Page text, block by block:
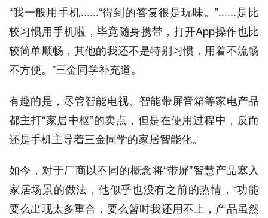
“我一般用手机......“得到的答复很是玩味。”......是比
较习惯用手机啦，毕竟随身携带，打开App操作也比
较简单顺畅，其他的我还不是特别习惯，用着不流畅
不方便。”三金同学补充道。
有趣的是，尽管智能电视、智能带屏音箱等家电产品
都主打“家居中枢”的卖点，但是在使用过程中，反而
还是手机主导着三金同学的家居智能化。
如今，对于厂商以不同的概念将“带屏”智慧产品塞入
家居场景的做法，他似乎也没有之前的热情，“功能
要么出现太多重合，要么暂时我还用不上，产品虽然